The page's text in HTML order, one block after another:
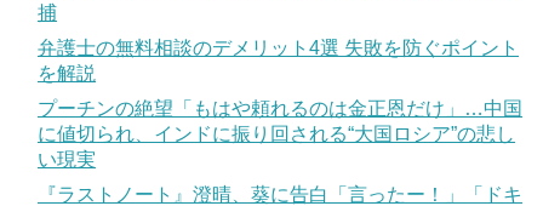
捕
弁護士の無料相談のデメリット4選 失敗を防ぐポイント
を解説
プーチンの絶望「もはや頼れるのは金正恩だけ」…中国
に値切られ、インドに振り回される“大国ロシア”の悲し
い現実
『ラストノート』澄晴、葵に告白「言ったー！」「ドキ